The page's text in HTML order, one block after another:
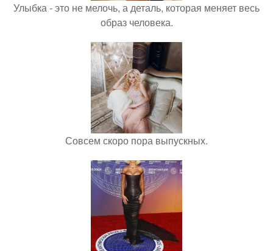
Улыбка - это не мелочь, а деталь, которая меняет весь
образ человека.
Совсем скоро пора выпускных.